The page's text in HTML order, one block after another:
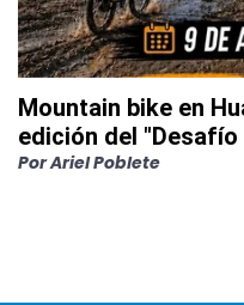
Mountain bike en
edición del
PorAriel Poblete